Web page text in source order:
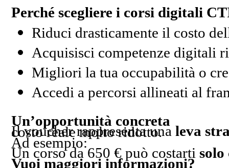
Perché scegliere i corsi digitali
Riduci drasticamente il costo
Acquisisci competenze digitali
Migliori la tua occupabilità o
Accedi a percorsi allineati al
Un’opportunità concreta
Il voucher rappresenta unaleva
, con un costo reale molto ridotto.
Ad esempio:
Un corso da 650 € può costartisolo
Vuoi maggiori informazioni?